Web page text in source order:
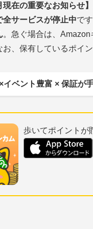
現在の重要なお知らせ】
全サービスが停止中で
。急ぐ場合は、
、保有しているポイ
イベント豊富 × 保証が
歩いてポイントが